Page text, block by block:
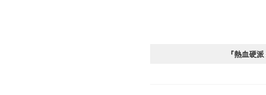
『熱血硬